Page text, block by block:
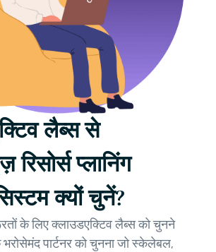
लैब्स से
रिसोर्स प्लानिंग
क्यों चुनें?
के लिए क्लाउडएक्टिव लैब्स को चुनने
पार्टनर को चुनना जो स्केलेबल,